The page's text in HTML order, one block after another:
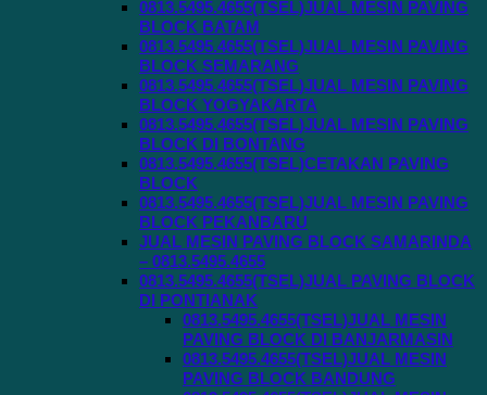
0813.5495.4655(TSEL)JUAL MESIN PAVING
BLOCK BATAM
0813.5495.4655(TSEL)JUAL MESIN PAVING
BLOCK SEMARANG
0813.5495.4655(TSEL)JUAL MESIN PAVING
BLOCK YOGYAKARTA
0813.5495.4655(TSEL)JUAL MESIN PAVING
BLOCK DI BONTANG
0813.5495.4655(TSEL)CETAKAN PAVING
BLOCK
0813.5495.4655(TSEL)JUAL MESIN PAVING
BLOCK PEKANBARU
JUAL MESIN PAVING BLOCK SAMARINDA
– 0813.5495.4655
0813.5495.4655(TSEL)JUAL PAVING BLOCK
DI PONTIANAK
0813.5495.4655(TSEL)JUAL MESIN
PAVING BLOCK DI BANJARMASIN
0813.5495.4655(TSEL)JUAL MESIN
PAVING BLOCK BANDUNG